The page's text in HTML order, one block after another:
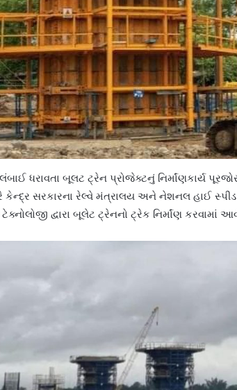
ધરાવતા બૂલટ ટ્રેન પ્રોજેક્ટનું નિર્માંણકાર્ય
કેન્દ્ર સરકારના રેલ્વે મંત્રાલય અને નેશનલ હાઈ
દ્વારા બૂલેટ ટ્રેનનો ટ્રેક નિર્માંણ કરવામાં